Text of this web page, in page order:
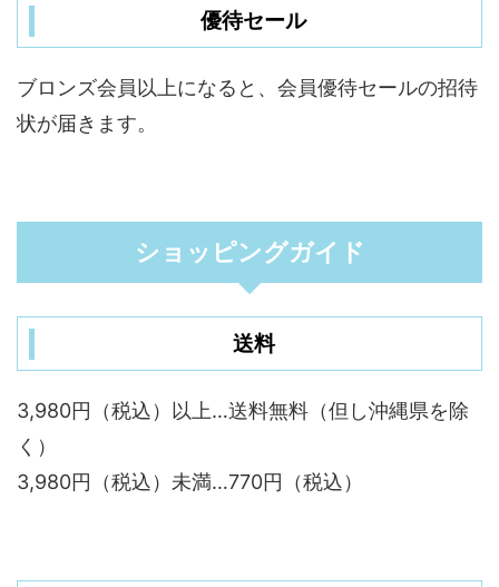
優待セール
ブロンズ会員以上になると、会員優待セールの招待
状が届きます。
ショッピングガイド
送料
3,980円（税込）以上…送料無料（但し沖縄県を除
く）
3,980円（税込）未満…770円（税込）